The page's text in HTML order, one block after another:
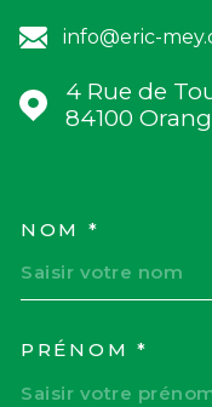
info@eric-
4 Rue de
84100
NOM *
PRÉNOM *